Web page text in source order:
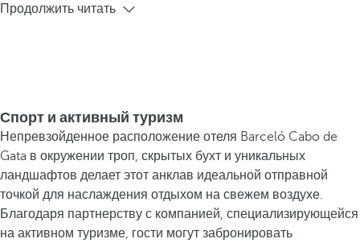
Продолжить читать
Спорт и активный туризм
Непревзойденное расположение отеля Barceló Cabo de
Gata в окружении троп, скрытых бухт и уникальных
ландшафтов делает этот анклав идеальной отправной
точкой для наслаждения отдыхом на свежем воздухе.
Благодаря партнерству с компанией, специализирующейся
на активном туризме, гости могут забронировать